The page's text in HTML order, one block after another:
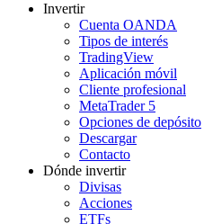
Invertir
Cuenta OANDA
Tipos de interés
TradingView
Aplicación móvil
Cliente profesional
MetaTrader 5
Opciones de depósito
Descargar
Contacto
Dónde invertir
Divisas
Acciones
ETFs